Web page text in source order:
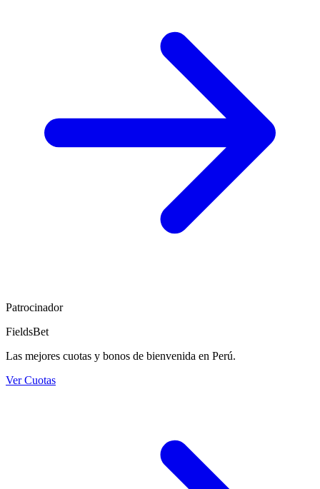
Patrocinador
FieldsBet
Las mejores cuotas y bonos de bienvenida en Perú.
Ver Cuotas